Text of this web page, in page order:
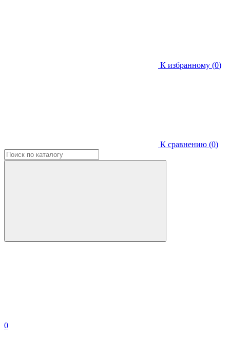
К избранному (0)
К сравнению (0)
0